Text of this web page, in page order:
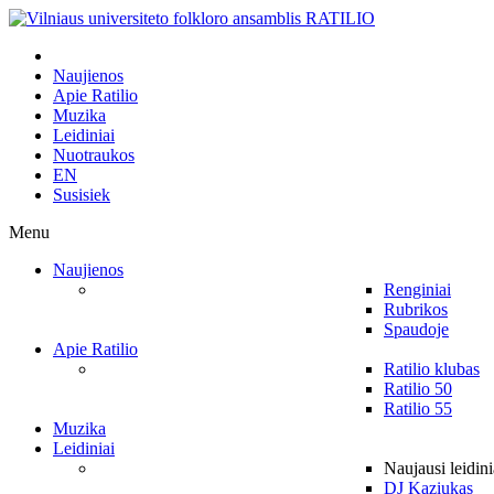
Naujienos
Apie Ratilio
Muzika
Leidiniai
Nuotraukos
EN
Susisiek
Menu
Naujienos
Renginiai
Rubrikos
Spaudoje
Apie Ratilio
Ratilio klubas
Ratilio 50
Ratilio 55
Muzika
Leidiniai
Naujausi
DJ Kaziukas